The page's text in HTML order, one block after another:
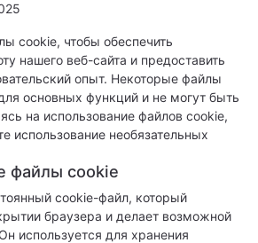
cookie, чтобы обеспечить
нашего веб-сайта и предоставить
опыт. Некоторые файлы
основных функций и не могут быть
на использование файлов cookie,
использование необязательных
файлы cookie
cookie-файл, который
браузера и делает возможной
используется для хранения